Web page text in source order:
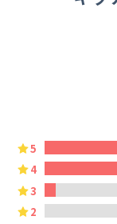
5
4
3
2